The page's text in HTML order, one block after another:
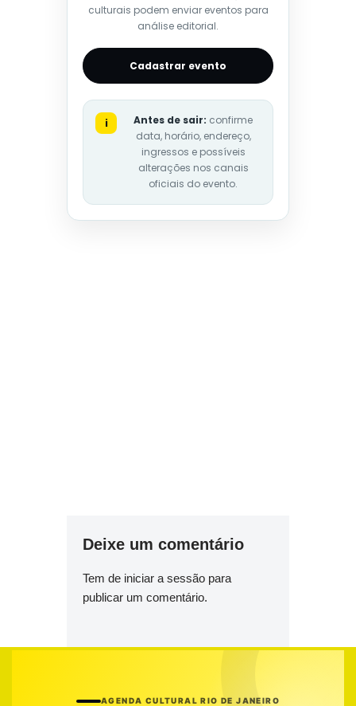
culturais podem enviar eventos para
análise editorial.
Cadastrar evento
i Antes de sair: confirme
data, horário, endereço,
ingressos e possíveis
alterações nos canais
oficiais do evento.
Deixe um comentário
Tem de iniciar a sessão para
publicar um comentário.
AGENDA CULTURAL RIO DE JANEIRO